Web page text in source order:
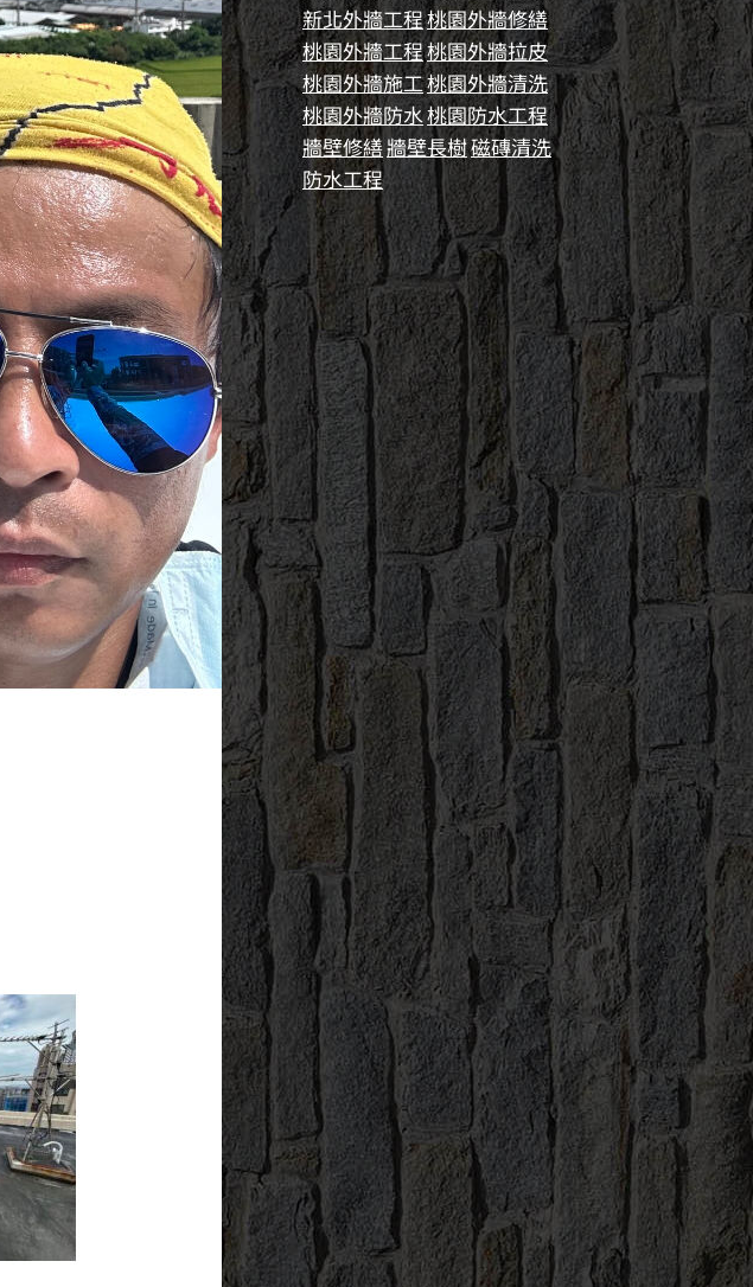
新北外牆工程 桃園外牆修繕
桃園外牆工程桃園外牆拉皮
桃園外牆施工桃園外牆清洗
桃園外牆防水桃園防水工程
牆壁修繕牆壁長樹磁磚清洗
防水工程